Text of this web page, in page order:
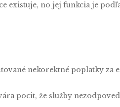
existuje, no jej funkcia je
nekorektné poplatky za
pocit, že služby